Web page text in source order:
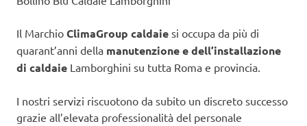
Il Marchio ClimaGroup caldaie si occupa da più di
quarant’anni della manutenzione e dell’installazione
di caldaie Lamborghini su tutta Roma e provincia.
I nostri servizi riscuotono da subito un discreto successo
grazie all’elevata professionalità del personale